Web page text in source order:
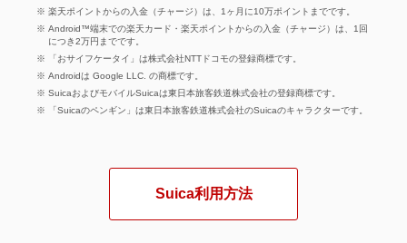
楽天ポイントからの入金（チャージ）は、1ヶ月に10万ポイントまでです。
Android™端末での楽天カード・楽天ポイントからの入金（チャージ）は、1回
につき2万円までです。
「おサイフケータイ」は株式会社NTTドコモの登録商標です。
Androidは Google LLC. の商標です。
SuicaおよびモバイルSuicaは東日本旅客鉄道株式会社の登録商標です。
「Suicaのペンギン」は東日本旅客鉄道株式会社のSuicaのキャラクターです。
Suica利用方法